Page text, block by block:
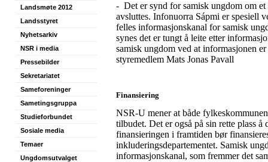
Landsmøte 2012
Landsstyret
Nyhetsarkiv
NSR i media
Pressebilder
Sekretariatet
Sameforeninger
Sametingsgruppa
Studieforbundet
Sosiale media
Temaer
Ungdomsutvalget
- Det er synd for samisk ungdom om
avsluttes. Infonuorra Sápmi er spesiell
felles informasjonskanal for samisk
synes det er tungt å leite etter
samisk ungdom ved at informasjonen
styremedlem Mats Jonas Pavall
Finansiering
NSR-U mener at både
tilbudet. Det er også på sin rette plass
finansieringen i framtiden bør
inkluderingsdepartementet. Samisk
informasjonskanal, som fremmer det